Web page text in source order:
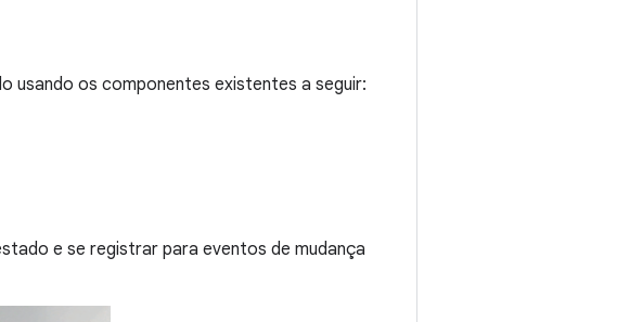
usando os componentes existentes a seguir:
e se registrar para eventos de mudança